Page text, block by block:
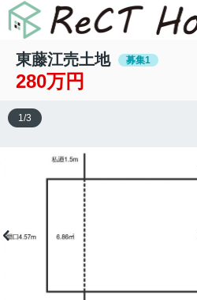
東藤江売土地 募集1
280万円
1/3